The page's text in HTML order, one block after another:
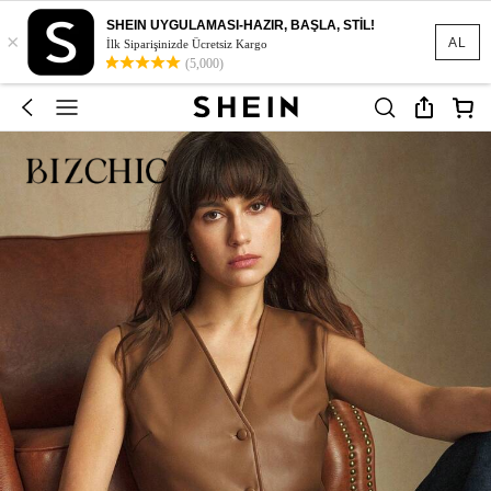
AL
×
SHEIN UYGULAMASI-HAZIR, BAŞLA, STİL!
İlk Siparişinizde Ücretsiz Kargo
(5,000)